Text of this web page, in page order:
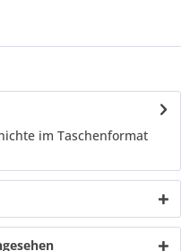
im Taschenformat